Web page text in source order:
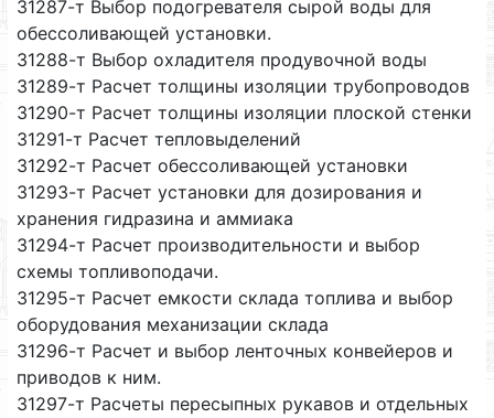
31287-т Выбор подогревателя сырой воды для
обессоливающей установки.
31288-т Выбор охладителя продувочной воды
31289-т Расчет толщины изоляции трубопроводов
31290-т Расчет толщины изоляции плоской стенки
31291-т Расчет тепловыделений
31292-т Расчет обессоливающей установки
31293-т Расчет установки для дозирования и
хранения гидразина и аммиака
31294-т Расчет производительности и выбор
схемы топливоподачи.
31295-т Расчет емкости склада топлива и выбор
оборудования механизации склада
31296-т Расчет и выбор ленточных конвейеров и
приводов к ним.
31297-т Расчеты пересыпных рукавов и отдельных